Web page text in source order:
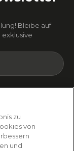
Bleibe auf
du fortfährst, stimmst
zuzu
von
und